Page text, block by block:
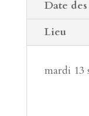
Date
Lieu
mardi 13